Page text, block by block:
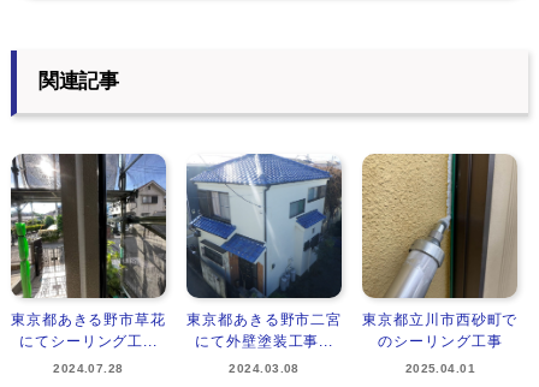
関連記事
東京都あきる野市草花
にてシーリング工...
2024.07.28
東京都あきる野市二宮
にて外壁塗装工事...
2024.03.08
東京都立川市西砂町で
のシーリング工事
2025.04.01